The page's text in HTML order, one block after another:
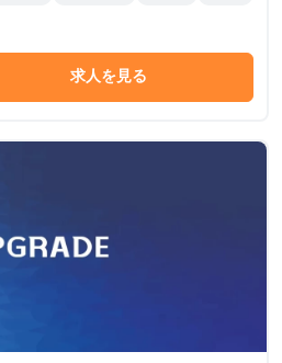
求人を見る